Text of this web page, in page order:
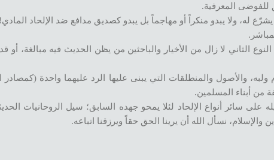
للفوضى المعرفية.
له، ولا يبدو منكراً أو مهاجماً بل يبدو كصديق مدافع ضد الإلحاد المادي!
الثاني لا زال من الأخيار والباحثين من يظن الحديث فيه مبالغة، أو
والأصول والمنطلقات التي يبنى عليها الرد عليهما واحدة (كمصادر
من أبناء المسلمين.
سائر أنواع الإلحاد لئلا يمحو جهده السابق؛ سيل الروحانيات
نسأل الله أن يرينا الحق حقاً ويرزقنا اتباعه.